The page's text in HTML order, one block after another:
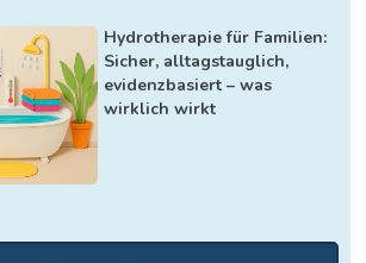
Hydrotherapie für Familien:
Sicher, alltagstauglich,
evidenzbasiert – was
wirklich wirkt